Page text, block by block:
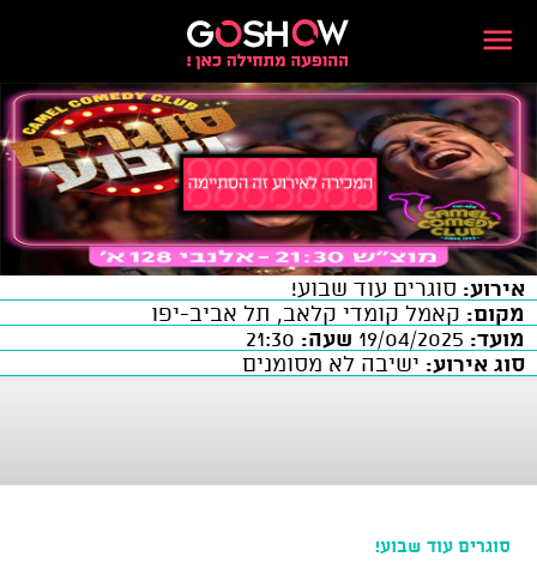
אירוע: סוגרים עוד שבוע!
מקום: קאמל קומדי קלאב, תל אביב-יפו
מועד:
שעה:
סוג אירוע: ישיבה לא מסומנים
סוגרים עוד שבוע!